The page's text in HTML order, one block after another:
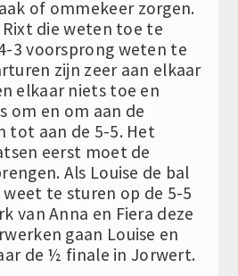
of ommekeer zorgen.
Rixt die weten toe te
3 voorsprong weten te
zijn zeer aan elkaar
elkaar niets toe en
om en om aan de
tot aan de 5-5. Het
eerst moet de
Als Louise de bal
te sturen op de 5-5
van Anna en Fiera deze
gaan Louise en
de ½ finale in Jorwert.